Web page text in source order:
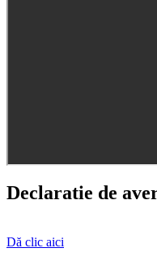
Declaratie de
Dă clic aici